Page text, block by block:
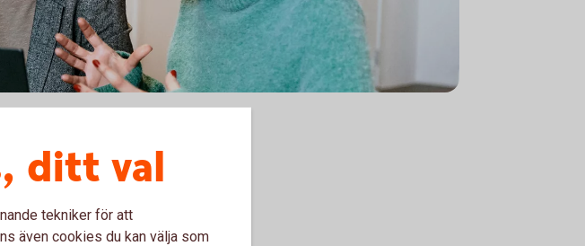
ditt val
tekniker för att
även cookies du kan välja som